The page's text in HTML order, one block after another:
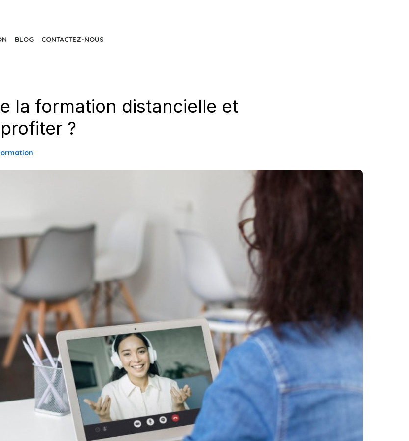
BLOG CONTACTEZ-NOUS
la formation distancielle et
?